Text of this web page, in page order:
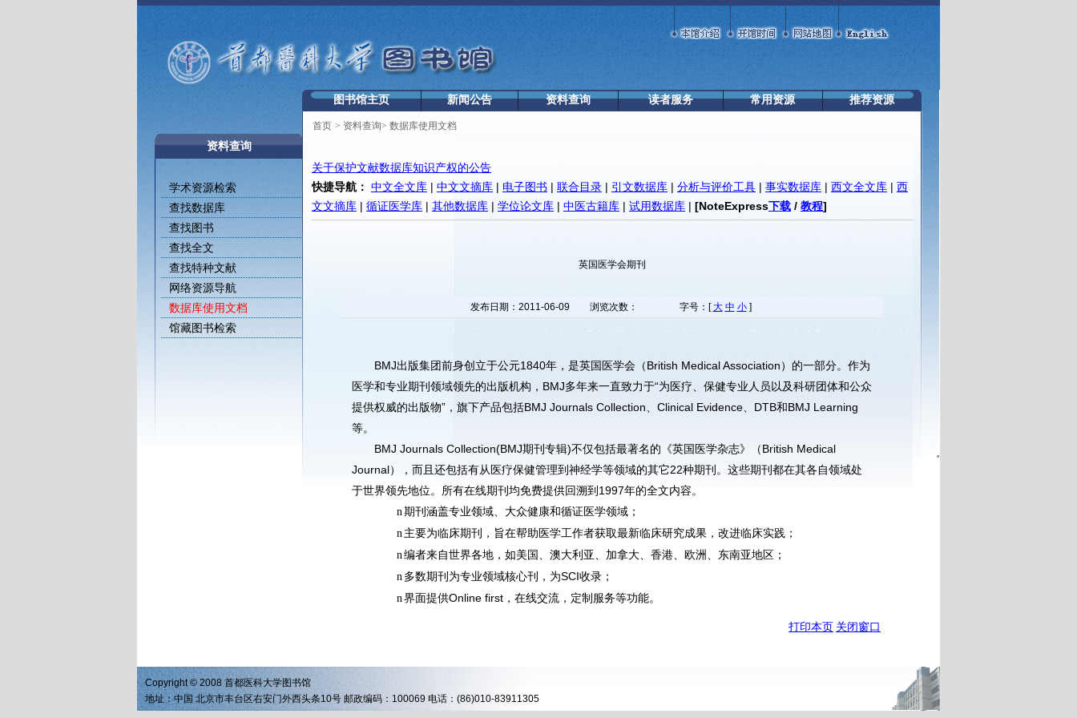
资料查询
学术资源检索
查找数据库
查找图书
查找全文
查找特种文献
网络资源导航
数据库使用文档
馆藏图书检索
图书馆主页 新闻公告 资料查询 读者服务 常用资源 推荐资源
首页 > 资料查询> 数据库使用文档
关于保护文献数据库知识产权的公告
快捷导航： 中文全文库 | 中文文摘库 | 电子图书 | 联合目录 | 引文数据库 | 分析与评价工具 | 事实数据库 | 西文全文库 | 西
文文摘库 | 循证医学库 | 其他数据库 | 学位论文库 | 中医古籍库 | 试用数据库 | [NoteExpress下载 / 教程]
英国医学会期刊
发布日期：2011-06-09 浏览次数： 字号：[大 中 小]
BMJ出版集团前身创立于公元1840年，是英国医学会（British Medical Association）的一部分。作为
医学和专业期刊领域领先的出版机构，BMJ多年来一直致力于“为医疗、保健专业人员以及科研团体和公众
提供权威的出版物”，旗下产品包括BMJ Journals Collection、Clinical Evidence、DTB和BMJ Learning
等。
BMJ Journals Collection(BMJ期刊专辑)不仅包括最著名的《英国医学杂志》（British Medical
Journal），而且还包括有从医疗保健管理到神经学等领域的其它22种期刊。这些期刊都在其各自领域处
于世界领先地位。所有在线期刊均免费提供回溯到1997年的全文内容。
n期刊涵盖专业领域、大众健康和循证医学领域；
n 主要为临床期刊，旨在帮助医学工作者获取最新临床研究成果，改进临床实践；
n编者来自世界各地，如美国、澳大利亚、加拿大、香港、欧洲、东南亚地区；
n 多数期刊为专业领域核心刊，为SCI收录；
n界面提供Online first，在线交流，定制服务等功能。
打印本页 关闭窗口
Copyright © 2008 首都医科大学图书馆
地址：中国 北京市丰台区右安门外西头条10号 邮政编码：100069 电话：(86)010-83911305